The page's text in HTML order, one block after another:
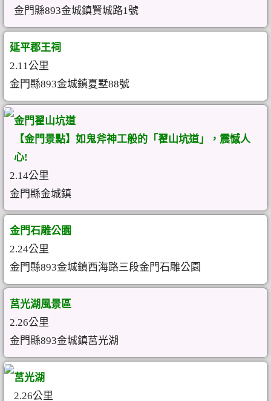
金門縣893金城鎮賢城路1號
延平郡王祠
2.11公里
金門縣893金城鎮夏墅88號
金門翟山坑道
【金門景點】如鬼斧神工般的「翟山坑道」，震憾人
心!
2.14公里
金門縣金城鎮
金門石雕公園
2.24公里
金門縣893金城鎮西海路三段金門石雕公園
莒光湖風景區
2.26公里
金門縣893金城鎮莒光湖
莒光湖
2.26公里